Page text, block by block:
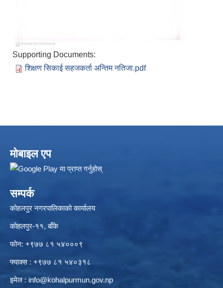
Supporting Documents:
शिक्षण सिकाई सहजकर्ता अन्तिम नतिजा.pdf
मोबाइल एप
सम्पर्क
कोहलपुर नगरपालिकाको कार्यालय
कोहलपुर-११, बाँके
फोन: +९७७ ८१ ५४०००९
फ्याक्स : +९७७ ८१ ५४०३१८
इमेल : info@kohalpurmun.gov.np